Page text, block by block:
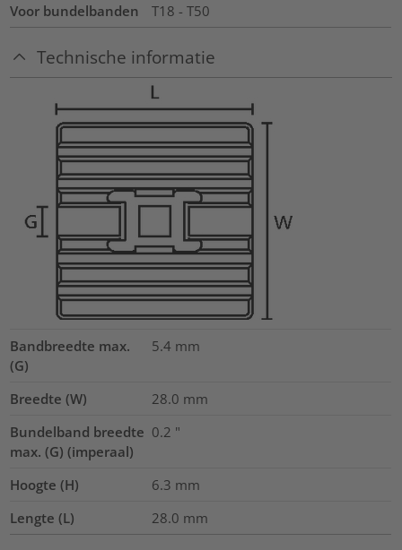
Voor bundelbanden
T18 - T50
Technische informatie
Bandbreedte max.
(G)
5.4 mm
Breedte (W) 28.0 mm
Bundelband breedte
max. (G) (imperaal)
0.2 "
Hoogte (H) 6.3 mm
Lengte (L)
28.0 mm